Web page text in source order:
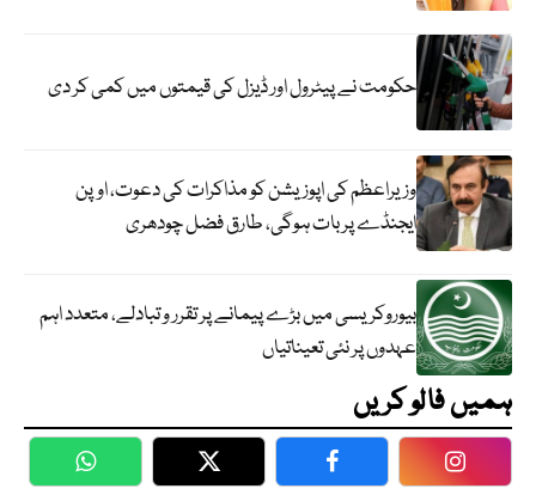
حکومت نے پیٹرول اور ڈیزل کی قیمتوں میں کمی کر دی
وزیراعظم کی اپوزیشن کو مذاکرات کی دعوت، اوپن
ایجنڈے پر بات ہوگی، طارق فضل چودھری
بیوروکریسی میں بڑے پیمانے پر تقرر و تبادلے، متعدد اہم
عہدوں پر نئی تعیناتیاں
ہمیں فالو کریں
WhatsApp Twitter Facebook